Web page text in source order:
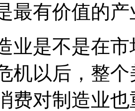
最有价值的产
业是不是在
机以后，整
费对制造业